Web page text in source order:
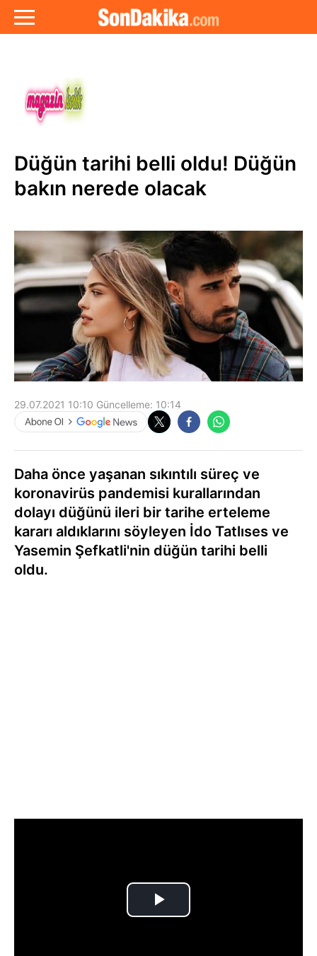
Düğün tarihi belli oldu! Düğün
bakın nerede olacak
29.07.2021 10:10 Güncelleme: 10:14
Daha önce yaşanan sıkıntılı süreç ve
koronavirüs pandemisi kurallarından
dolayı düğünü ileri bir tarihe erteleme
kararı aldıklarını söyleyen İdo Tatlıses ve
Yasemin Şefkatli'nin düğün tarihi belli
oldu.